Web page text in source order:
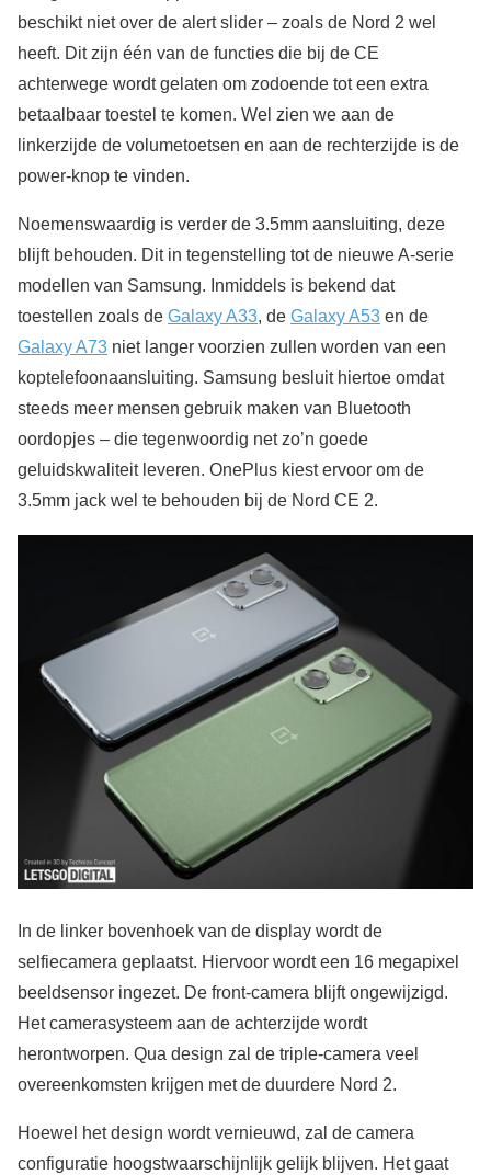
beschikt niet over de alert slider – zoals de Nord 2 wel
heeft. Dit zijn één van de functies die bij de CE
achterwege wordt gelaten om zodoende tot een extra
betaalbaar toestel te komen. Wel zien we aan de
linkerzijde de volumetoetsen en aan de rechterzijde is de
power-knop te vinden.
Noemenswaardig is verder de 3.5mm aansluiting, deze
blijft behouden. Dit in tegenstelling tot de nieuwe A-serie
modellen van Samsung. Inmiddels is bekend dat
toestellen zoals de Galaxy A33, de Galaxy A53 en de
Galaxy A73 niet langer voorzien zullen worden van een
koptelefoonaansluiting. Samsung besluit hiertoe omdat
steeds meer mensen gebruik maken van Bluetooth
oordopjes – die tegenwoordig net zo’n goede
geluidskwaliteit leveren. OnePlus kiest ervoor om de
3.5mm jack wel te behouden bij de Nord CE 2.
In de linker bovenhoek van de display wordt de
selfiecamera geplaatst. Hiervoor wordt een 16 megapixel
beeldsensor ingezet. De front-camera blijft ongewijzigd.
Het camerasysteem aan de achterzijde wordt
herontworpen. Qua design zal de triple-camera veel
overeenkomsten krijgen met de duurdere Nord 2.
Hoewel het design wordt vernieuwd, zal de camera
configuratie hoogstwaarschijnlijk gelijk blijven. Het gaat